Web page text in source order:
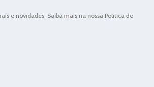
e novidades. Saiba mais na nossa Politica de